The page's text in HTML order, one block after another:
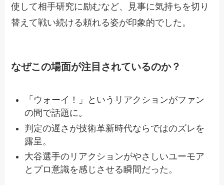
使して相手研究に励むなど、見事に気持ちを切り
替えて戦い続ける頼れる姿が印象的でした。
なぜこの場面が注目されているのか？
「ウォーイ！」というリアクションがファン
の間で話題に。
判定の遅さが技術革新時代ならではのズレを
露呈。
大谷選手のリアクションがやさしいユーモア
とプロ意識を感じさせる瞬間だった。